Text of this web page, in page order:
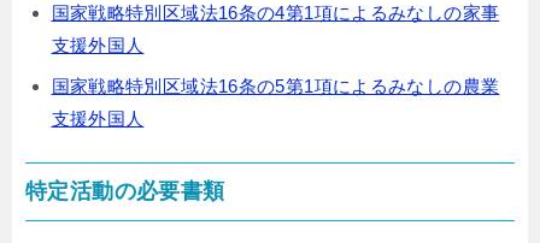
国家戦略特別区域法16条の4第1項によるみなしの家事
支援外国人
国家戦略特別区域法16条の5第1項によるみなしの農業
支援外国人
特定活動の必要書類